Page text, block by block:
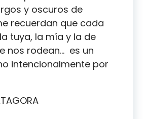
y oscuros de
recuerdan que cada
tuya, la mía y la de
nos rodean… es un
intencionalmente por